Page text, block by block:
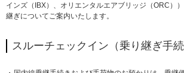
インズ（IBX）、オリエンタルエアブリッジ（ORC）
継ぎについてご案内いたします。
スルーチェックイン（乗り継ぎ手続